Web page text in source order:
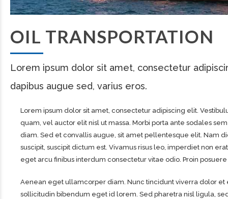
OIL TRANSPORTATION
Lorem ipsum dolor sit amet, consectetur
dapibus augue sed, varius eros.
Lorem ipsum dolor sit amet, consectetur adipiscing elit.
quam, vel auctor elit nisl ut massa. Morbi porta ante sodales
diam. Sed et convallis augue, sit amet pellentesque elit. Nam
suscipit, suscipit dictum est. Vivamus risus leo, imperdiet non
eget arcu finibus interdum consectetur vitae odio. Proin
Aenean eget ullamcorper diam. Nunc tincidunt viverra dolor et
sollicitudin bibendum eget id lorem. Sed pharetra nisl ligula,